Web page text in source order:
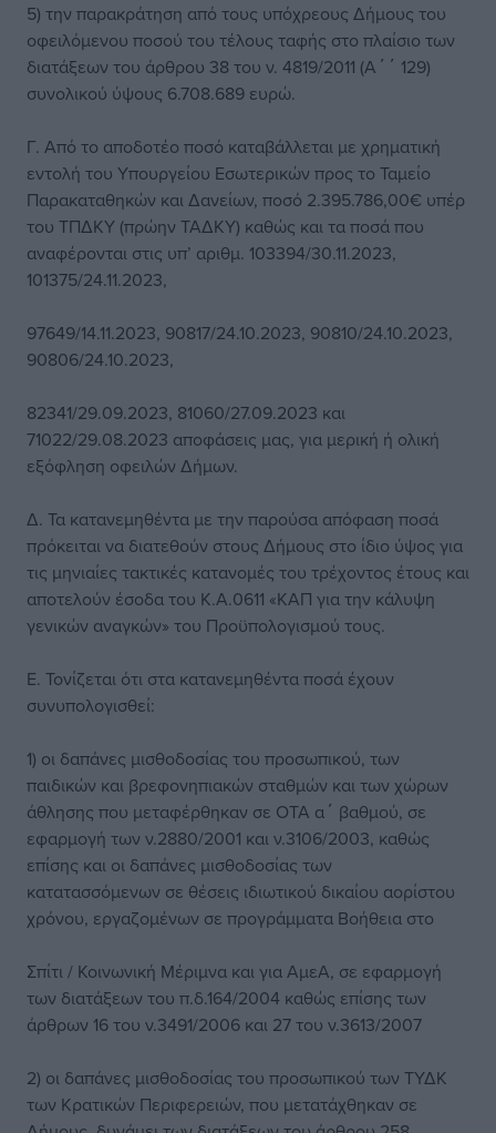
5) την παρακράτηση από τους υπόχρεους Δήμους του
οφειλόμενου ποσού του τέλους ταφής στο πλαίσιο των
διατάξεων του άρθρου 38 του ν. 4819/2011 (Α΄΄ 129)
συνολικού ύψους 6.708.689 ευρώ.
Γ. Από το αποδοτέο ποσό καταβάλλεται με χρηματική
εντολή του Υπουργείου Εσωτερικών προς το Ταμείο
Παρακαταθηκών και Δανείων, ποσό 2.395.786,00€ υπέρ
του ΤΠΔΚΥ (πρώην ΤΑΔΚΥ) καθώς και τα ποσά που
αναφέρονται στις υπ’ αριθμ. 103394/30.11.2023,
101375/24.11.2023,
97649/14.11.2023, 90817/24.10.2023, 90810/24.10.2023,
90806/24.10.2023,
82341/29.09.2023, 81060/27.09.2023 και
71022/29.08.2023 αποφάσεις μας, για μερική ή ολική
εξόφληση οφειλών Δήμων.
Δ. Τα κατανεμηθέντα με την παρούσα απόφαση ποσά
πρόκειται να διατεθούν στους Δήμους στο ίδιο ύψος για
τις μηνιαίες τακτικές κατανομές του τρέχοντος έτους και
αποτελούν έσοδα του Κ.Α.0611 «ΚΑΠ για την κάλυψη
γενικών αναγκών» του Προϋπολογισμού τους.
Ε. Τονίζεται ότι στα κατανεμηθέντα ποσά έχουν
συνυπολογισθεί:
1) οι δαπάνες μισθοδοσίας του προσωπικού, των
παιδικών και βρεφονηπιακών σταθμών και των χώρων
άθλησης που μεταφέρθηκαν σε ΟΤΑ α΄ βαθμού, σε
εφαρμογή των ν.2880/2001 και ν.3106/2003, καθώς
επίσης και οι δαπάνες μισθοδοσίας των
κατατασσόμενων σε θέσεις ιδιωτικού δικαίου αορίστου
χρόνου, εργαζομένων σε προγράμματα Βοήθεια στο
Σπίτι / Κοινωνική Μέριμνα και για ΑμεΑ, σε εφαρμογή
των διατάξεων του π.δ.164/2004 καθώς επίσης των
άρθρων 16 του ν.3491/2006 και 27 του ν.3613/2007
2) οι δαπάνες μισθοδοσίας του προσωπικού των ΤΥΔΚ
των Κρατικών Περιφερειών, που μετατάχθηκαν σε